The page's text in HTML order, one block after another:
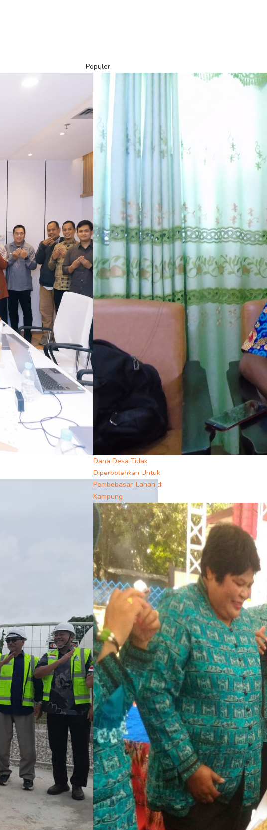
Populer
Dana Desa Tidak
Diperbolehkan Untuk
Pembebasan Lahan di
Kampung